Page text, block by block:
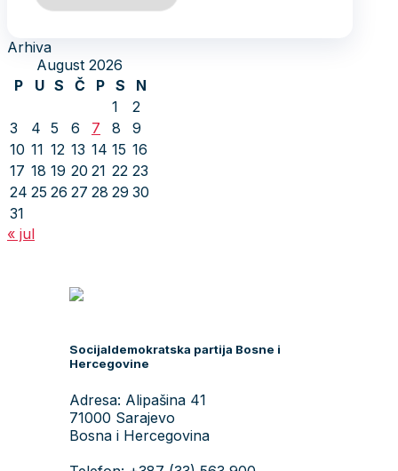
Arhiva
August 2026
P
U S Č P S
N
1
2
3
4 5 6 7 8
9
10 11 12 13 14 15 16
17 18 19 20 21 22 23
24 25 26 27 28 29 30
31
« jul
Socijaldemokratska partija Bosne i
Hercegovine
Adresa: Alipašina 41
71000 Sarajevo
Bosna i Hercegovina